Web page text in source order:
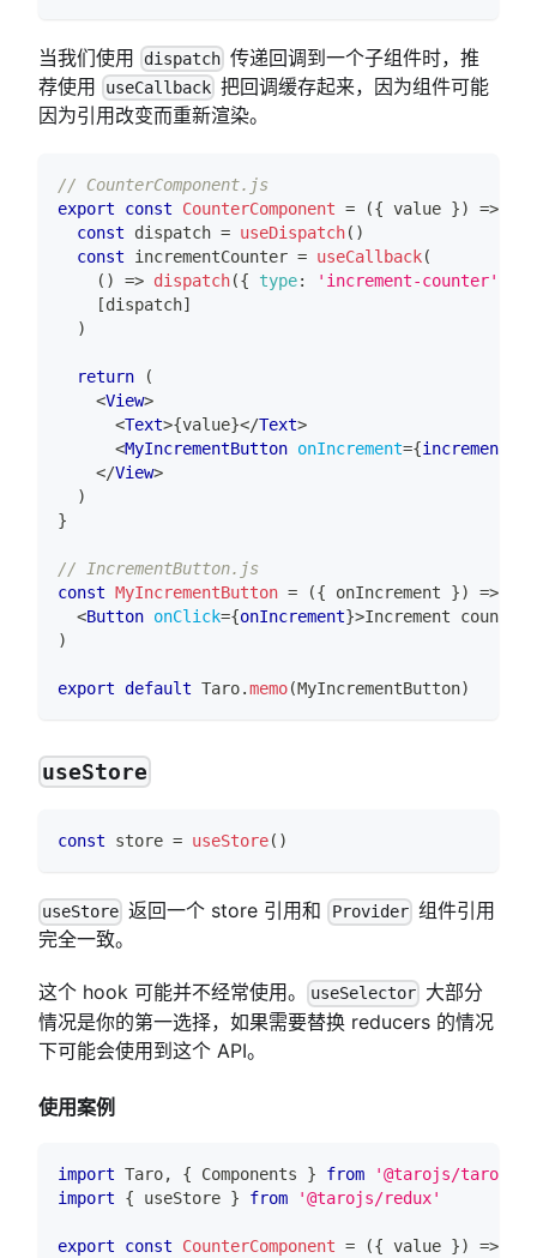
当我们使用 dispatch 传递回调到一个子组件时，推
荐使用
useCallback 把回调缓存起来，因为组件可能
因为引用改变而重新渲染。
// CounterComponent.js
export
const CounterComponent = ({ value }) =>
const dispatch = useDispatch( )
const incrementCounter = useCallback(
( ) => dispatch({ type: 'increment-counter'
[dispatch]
)
return
(
<View>
<Text>{value}</Text>
<MyIncrementButton onIncrement={
</View>
)
}
// IncrementButton.js
const MyIncrementButton = ({ onIncrement }) =>
<Button onClick={onIncrement}>Increment counter
)
export default Taro.memo(MyIncrementButton)
useStore
const store = useStore( )
useStore 返回一个 store 引用和 Provider组件引用
完全一致。
这个 hook 可能并不经常使用。 useSelector 大部分
情况是你的第一选择，如果需要替换 reducers 的情况
下可能会使用到这个 API。
使用案例
import Taro, { Components } from
'@tarojs/taro'
import
{ useStore } from '@tarojs/redux'
export const CounterComponent = ({ value }) =>